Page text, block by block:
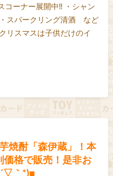
コーナー展開中‼ ・シャン
スパークリング清酒 など
スマスは子供だけのイ
焼酎「森伊蔵」！本
格で販売！是非お
｀*)■